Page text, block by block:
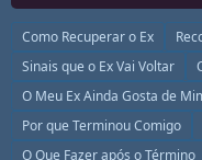
Como Recuperar o Ex
Sinais que o Ex Vai Voltar
O Meu Ex Ainda Gosta de
Por que Terminou Comigo
O Que Fazer após o Término